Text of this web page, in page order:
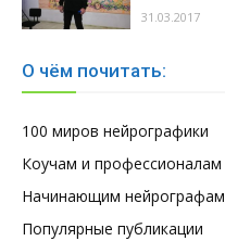
31.03.2017
О чём почитать:
100 миров нейрографики
Коучам и профессионалам
Начинающим нейрографам
Популярные публикации